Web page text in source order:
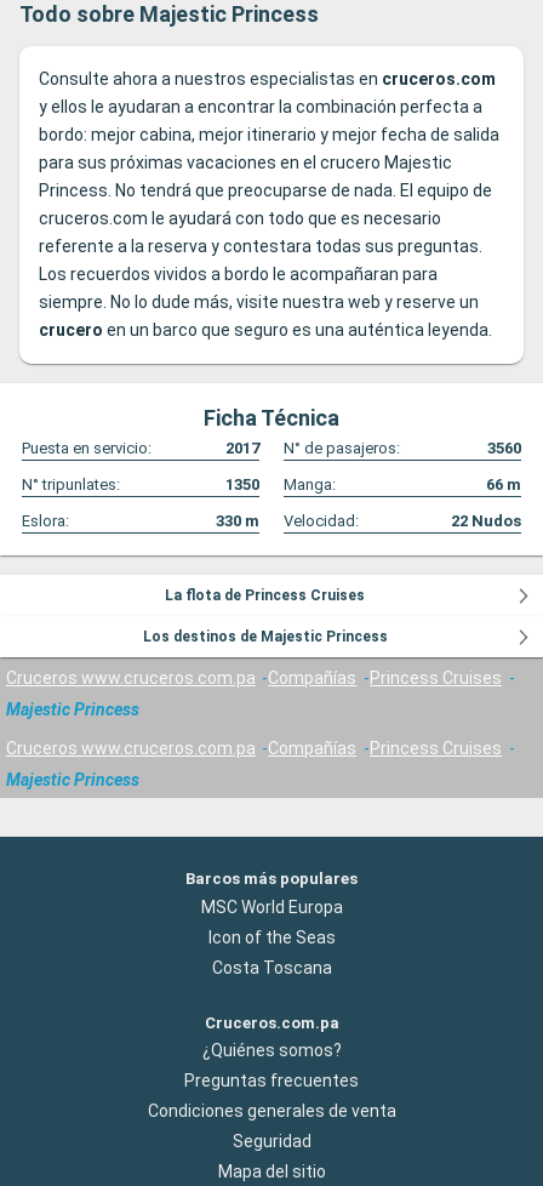
Todo sobre Majestic Princess
Consulte ahora a nuestros especialistas en cruceros.com
y ellos le ayudaran a encontrar la combinación perfecta a
bordo: mejor cabina, mejor itinerario y mejor fecha de salida
para sus próximas vacaciones en el crucero Majestic
Princess. No tendrá que preocuparse de nada. El equipo de
cruceros.com le ayudará con todo que es necesario
referente a la reserva y contestara todas sus preguntas.
Los recuerdos vividos a bordo le acompañaran para
siempre. No lo dude más, visite nuestra web y reserve un
crucero en un barco que seguro es una auténtica leyenda.
Ficha Técnica
Puesta en servicio: 2017 N° de pasajeros:
3560
N° tripunlates:
1350 Manga: 66 m
Eslora:
330 m Velocidad: 22 Nudos
La flota de Princess Cruises
Los destinos de Majestic Princess
Cruceros www.cruceros.com.pa Compañías
Princess Cruises
Majestic Princess
Cruceros www.cruceros.com.pa Compañías
Princess Cruises
Majestic Princess
Barcos más populares
MSC World Europa
Icon of the Seas
Costa Toscana
Cruceros.com.pa
¿Quiénes somos?
Preguntas frecuentes
Condiciones generales de venta
Seguridad
Mapa del sitio